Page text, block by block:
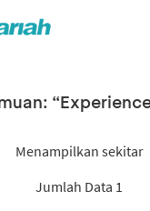
Menampilkan sekitar
Jumlah Data 1